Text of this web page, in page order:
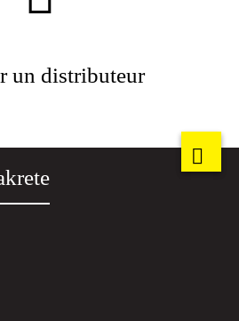
un distributeur